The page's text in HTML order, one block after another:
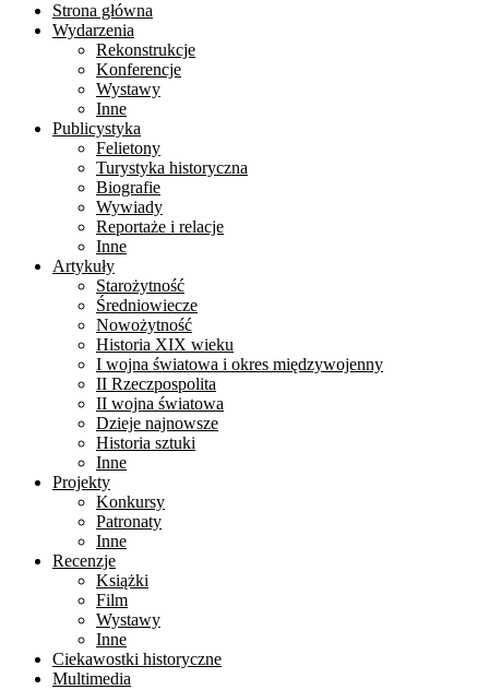
Strona główna
Wydarzenia
Rekonstrukcje
Konferencje
Wystawy
Inne
Publicystyka
Felietony
Turystyka historyczna
Biografie
Wywiady
Reportaże i relacje
Inne
Artykuły
Starożytność
Średniowiecze
Nowożytność
Historia XIX wieku
I wojna światowa i okres międzywojenny
II Rzeczpospolita
II wojna światowa
Dzieje najnowsze
Historia sztuki
Inne
Projekty
Konkursy
Patronaty
Inne
Recenzje
Książki
Film
Wystawy
Inne
Ciekawostki historyczne
Multimedia